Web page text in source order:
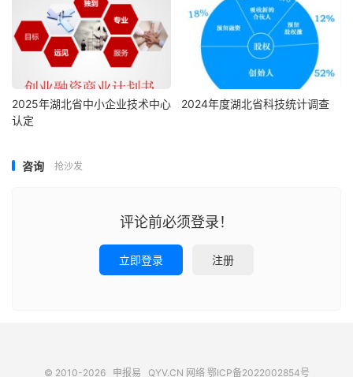
2025年湖北省中小企业技术中心
认定
2024年度湖北省科技统计调查
咨询 抢沙发
评论前必须登录！
立即登录 注册
© 2010-2026 申报易 QYV.CN 网络 鄂ICP备2022002854号